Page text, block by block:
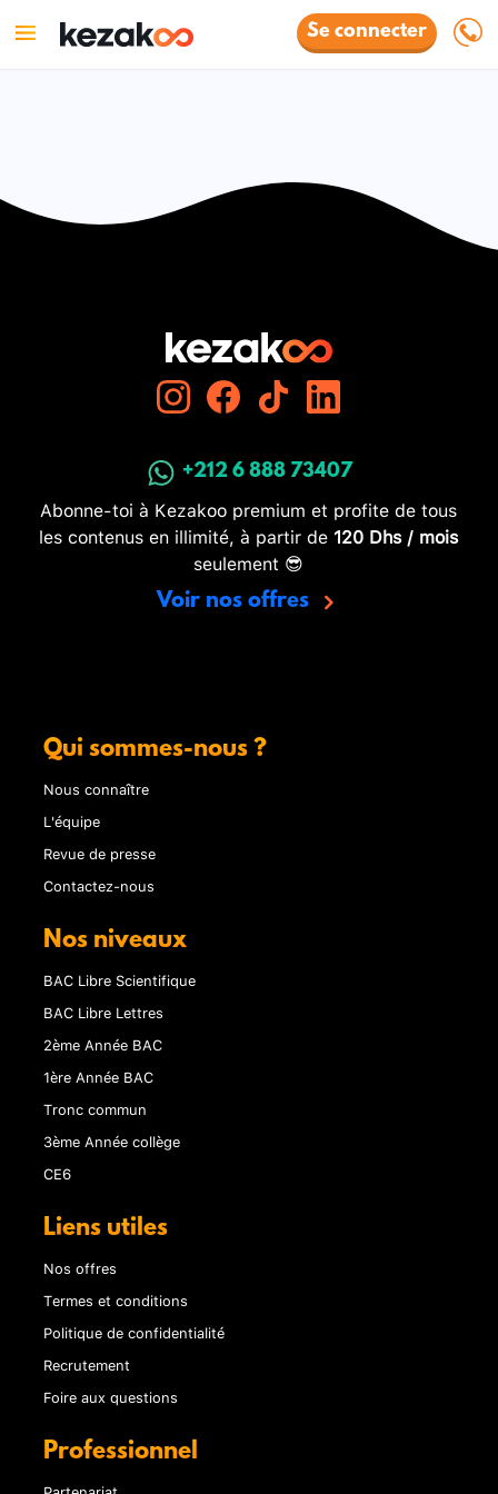
Se connecter
+212 6 888 73407
Abonne-toi à Kezakoo premium et profite de tous
les contenus en illimité, à partir de 120 Dhs / mois
seulement 😎
Voir nos offres
Qui sommes-nous ?
Nous connaître
L'équipe
Revue de presse
Contactez-nous
Nos niveaux
BAC Libre Scientifique
BAC Libre Lettres
2ème Année BAC
1ère Année BAC
Tronc commun
3ème Année collège
CE6
Liens utiles
Nos offres
Termes et conditions
Politique de confidentialité
Recrutement
Foire aux questions
Professionnel